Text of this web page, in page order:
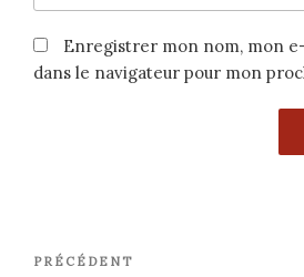
Enregistrer mon nom, mon
dans le navigateur pour mon
Navigation
Article
PRÉCÉDENT